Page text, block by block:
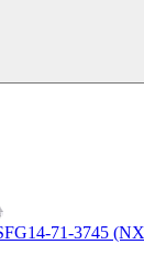
71-3745